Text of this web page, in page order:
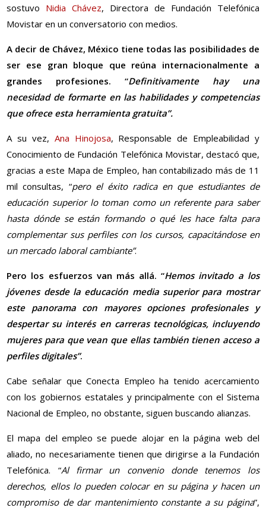
sostuvo Nidia Chávez, Directora de Fundación Telefónica
Movistar en un conversatorio con medios.
A decir de Chávez, México tiene todas las posibilidades de
ser ese gran bloque que reúna internacionalmente a
grandes profesiones. “Definitivamente hay una
necesidad de formarte en las habilidades y competencias
que ofrece esta herramienta gratuita”.
A su vez, Ana Hinojosa, Responsable de Empleabilidad y
Conocimiento de Fundación Telefónica Movistar, destacó que,
gracias a este Mapa de Empleo, han contabilizado más de 11
mil consultas, “pero el éxito radica en que estudiantes de
educación superior lo toman como un referente para saber
hasta dónde se están formando o qué les hace falta para
complementar sus perfiles con los cursos, capacitándose en
un mercado laboral cambiante”.
Pero los esfuerzos van más allá. “Hemos invitado a los
jóvenes desde la educación media superior para mostrar
este panorama con mayores opciones profesionales y
despertar su interés en carreras tecnológicas, incluyendo
mujeres para que vean que ellas también tienen acceso a
perfiles digitales”.
Cabe señalar que Conecta Empleo ha tenido acercamiento
con los gobiernos estatales y principalmente con el Sistema
Nacional de Empleo, no obstante, siguen buscando alianzas.
El mapa del empleo se puede alojar en la página web del
aliado, no necesariamente tienen que dirigirse a la Fundación
Telefónica. “Al firmar un convenio donde tenemos los
derechos, ellos lo pueden colocar en su página y hacen un
compromiso de dar mantenimiento constante a su página”,